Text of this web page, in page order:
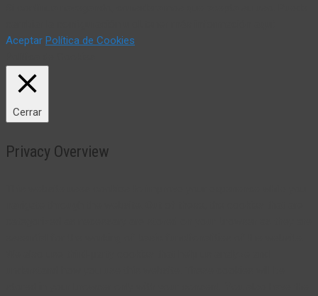
Aceptar Política de Cookies
Cerrar
Privacy Overview